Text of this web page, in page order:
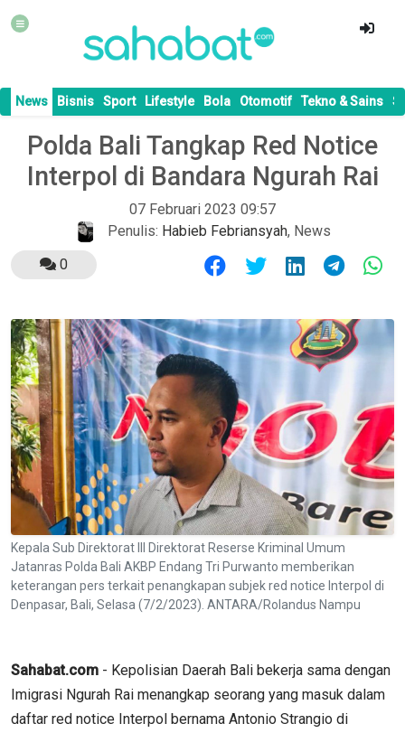
News Bisnis Sport Lifestyle Bola Otomotif Tekno & Sains
Polda Bali Tangkap Red Notice
Interpol di Bandara Ngurah Rai
07 Februari 2023 09:57
Penulis: Habieb Febriansyah, News
0
Kepala Sub Direktorat III Direktorat Reserse Kriminal Umum
Jatanras Polda Bali AKBP Endang Tri Purwanto memberikan
keterangan pers terkait penangkapan subjek red notice Interpol di
Denpasar, Bali, Selasa (7/2/2023). ANTARA/Rolandus Nampu
Sahabat.com - Kepolisian Daerah Bali bekerja sama dengan
Imigrasi Ngurah Rai menangkap seorang yang masuk dalam
daftar red notice Interpol bernama Antonio Strangio di